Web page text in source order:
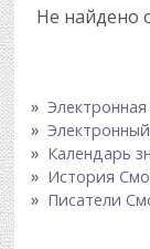
Не найдено
Календарь
История
Писатели